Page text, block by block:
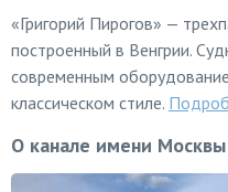
«Григорий Пирогов» —
построенный в Венгрии.
современным
классическом стиле.
О канале имени Москвы